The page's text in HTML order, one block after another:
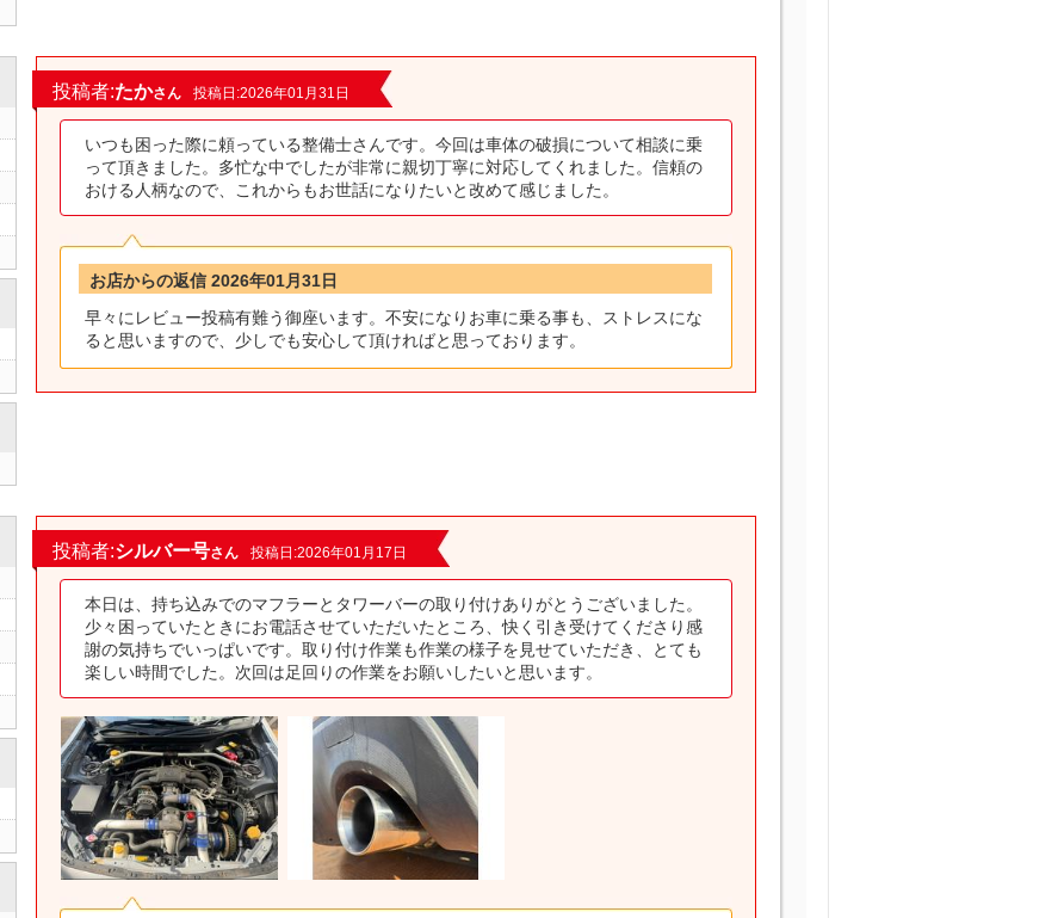
投稿者:たかさん 投稿日:2026年01月31日
いつも困った際に頼っている整備士さんです。今回は車体の破損について相談に乗
って頂きました。多忙な中でしたが非常に親切丁寧に対応してくれました。信頼の
おける人柄なので、これからもお世話になりたいと改めて感じました。
お店からの返信 2026年01月31日
早々にレビュー投稿有難う御座います。不安になりお車に乗る事も、ストレスにな
ると思いますので、少しでも安心して頂ければと思っております。
投稿者:シルバー号さん 投稿日:2026年01月17日
本日は、持ち込みでのマフラーとタワーバーの取り付けありがとうございました。
少々困っていたときにお電話させていただいたところ、快く引き受けてくださり感
謝の気持ちでいっぱいです。取り付け作業も作業の様子を見せていただき、とても
楽しい時間でした。次回は足回りの作業をお願いしたいと思います。